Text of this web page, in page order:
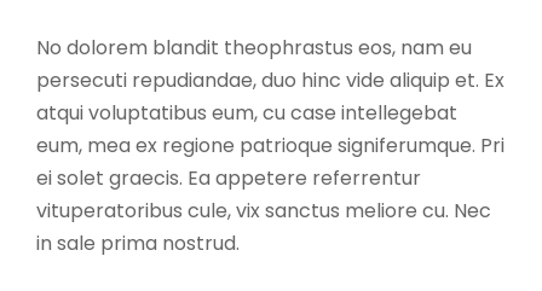
No dolorem blandit theophrastus eos, nam eu
persecuti repudiandae, duo hinc vide aliquip et. Ex
atqui voluptatibus eum, cu case intellegebat
eum, mea ex regione patrioque signiferumque. Pri
ei solet graecis. Ea appetere referrentur
vituperatoribus cule, vix sanctus meliore cu. Nec
in sale prima nostrud.